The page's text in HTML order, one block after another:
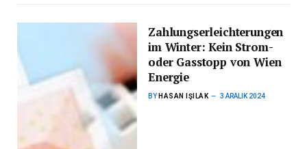
Zahlungserleichterungen
im Winter: Kein Strom-
oder Gasstopp von Wien
Energie
BY HASAN IŞILAK 3 ARALIK 2024